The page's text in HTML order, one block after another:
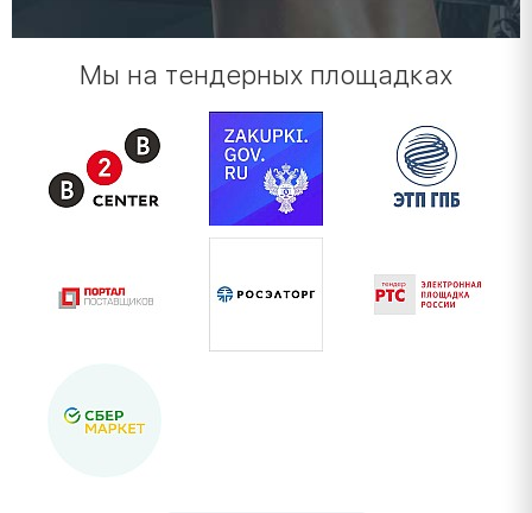
Мы на тендерных площадках